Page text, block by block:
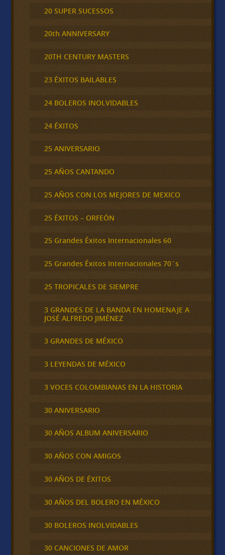
20 SUPER SUCESSOS
20th ANNIVERSARY
20TH CENTURY MASTERS
23 ÉXITOS BAILABLES
24 BOLEROS INOLVIDABLES
24 ÉXITOS
25 ANIVERSARIO
25 AÑOS CANTANDO
25 AÑOS CON LOS MEJORES DE MEXICO
25 ÉXITOS – ORFEÓN
25 Grandes Éxitos Internacionales 60
25 Grandes Éxitos Internacionales 70´s
25 TROPICALES DE SIEMPRE
3 GRANDES DE LA BANDA EN HOMENAJE A
JOSÉ ALFREDO JIMÉNEZ
3 GRANDES DE MÉXICO
3 LEYENDAS DE MÉXICO
3 VOCES COLOMBIANAS EN LA HISTORIA
30 ANIVERSARIO
30 AÑOS ALBUM ANIVERSARIO
30 AÑOS CON AMIGOS
30 AÑOS DE ÉXITOS
30 AÑOS DEL BOLERO EN MÉXICO
30 BOLEROS INOLVIDABLES
30 CANCIONES DE AMOR